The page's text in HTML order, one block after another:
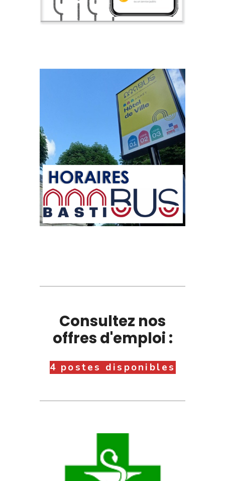
Consultez nos
offres d'emploi :
4 postes disponibles